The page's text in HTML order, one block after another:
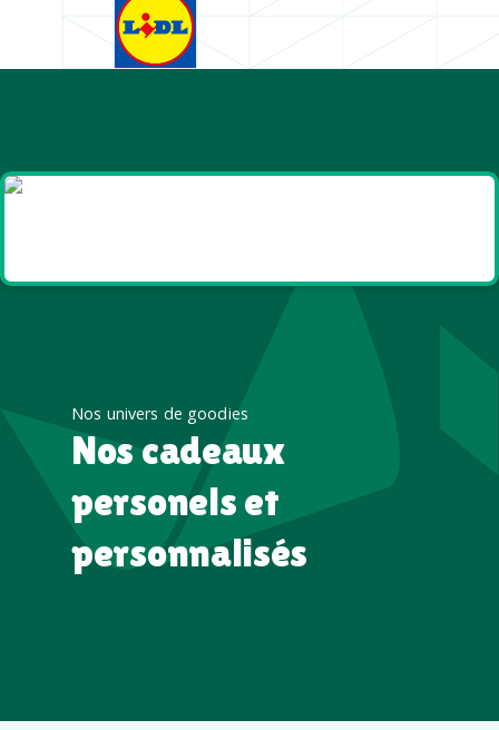
Nos univers de goodies
Nos cadeaux
personels et
personnalisés